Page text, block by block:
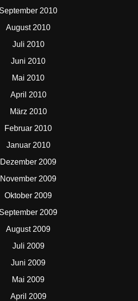
September 2010
August 2010
Juli 2010
Juni 2010
Mai 2010
April 2010
März 2010
Februar 2010
Januar 2010
Dezember 2009
November 2009
Oktober 2009
September 2009
August 2009
Juli 2009
Juni 2009
Mai 2009
April 2009